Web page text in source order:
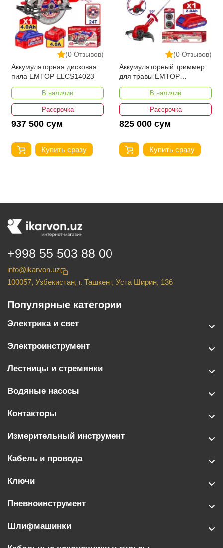
(0 Отзывов)
Аккумуляторная дисковая
пила EMTOP ELCS14023
В наличии
Рассрочка
937 500 сум
Купить сразу
(0 Отзывов)
Аккумуляторный триммер
для травы EMTOP
ELGT203285
В наличии
Рассрочка
825 000 сум
Купить сразу
+998 55 503 88 00
info@ikarvon.uz
100057, Узбекистан, г. Ташкент, Уста Ширин, 136
Популярные категории
Электрика и свет
Электроинструмент
Лестницы и стремянки
Водяные насосы
Контакторы
Измерительный инструмент
Кабель и провода
Ключи
Пневноинструмент
Шлифмашинки